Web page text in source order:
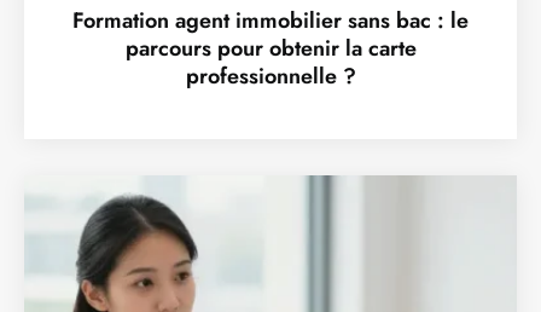
Formation agent immobilier sans bac : le
parcours pour obtenir la carte
professionnelle ?